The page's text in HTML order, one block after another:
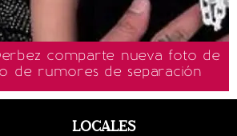
comparte nueva foto de
de rumores de separación
LOCALES